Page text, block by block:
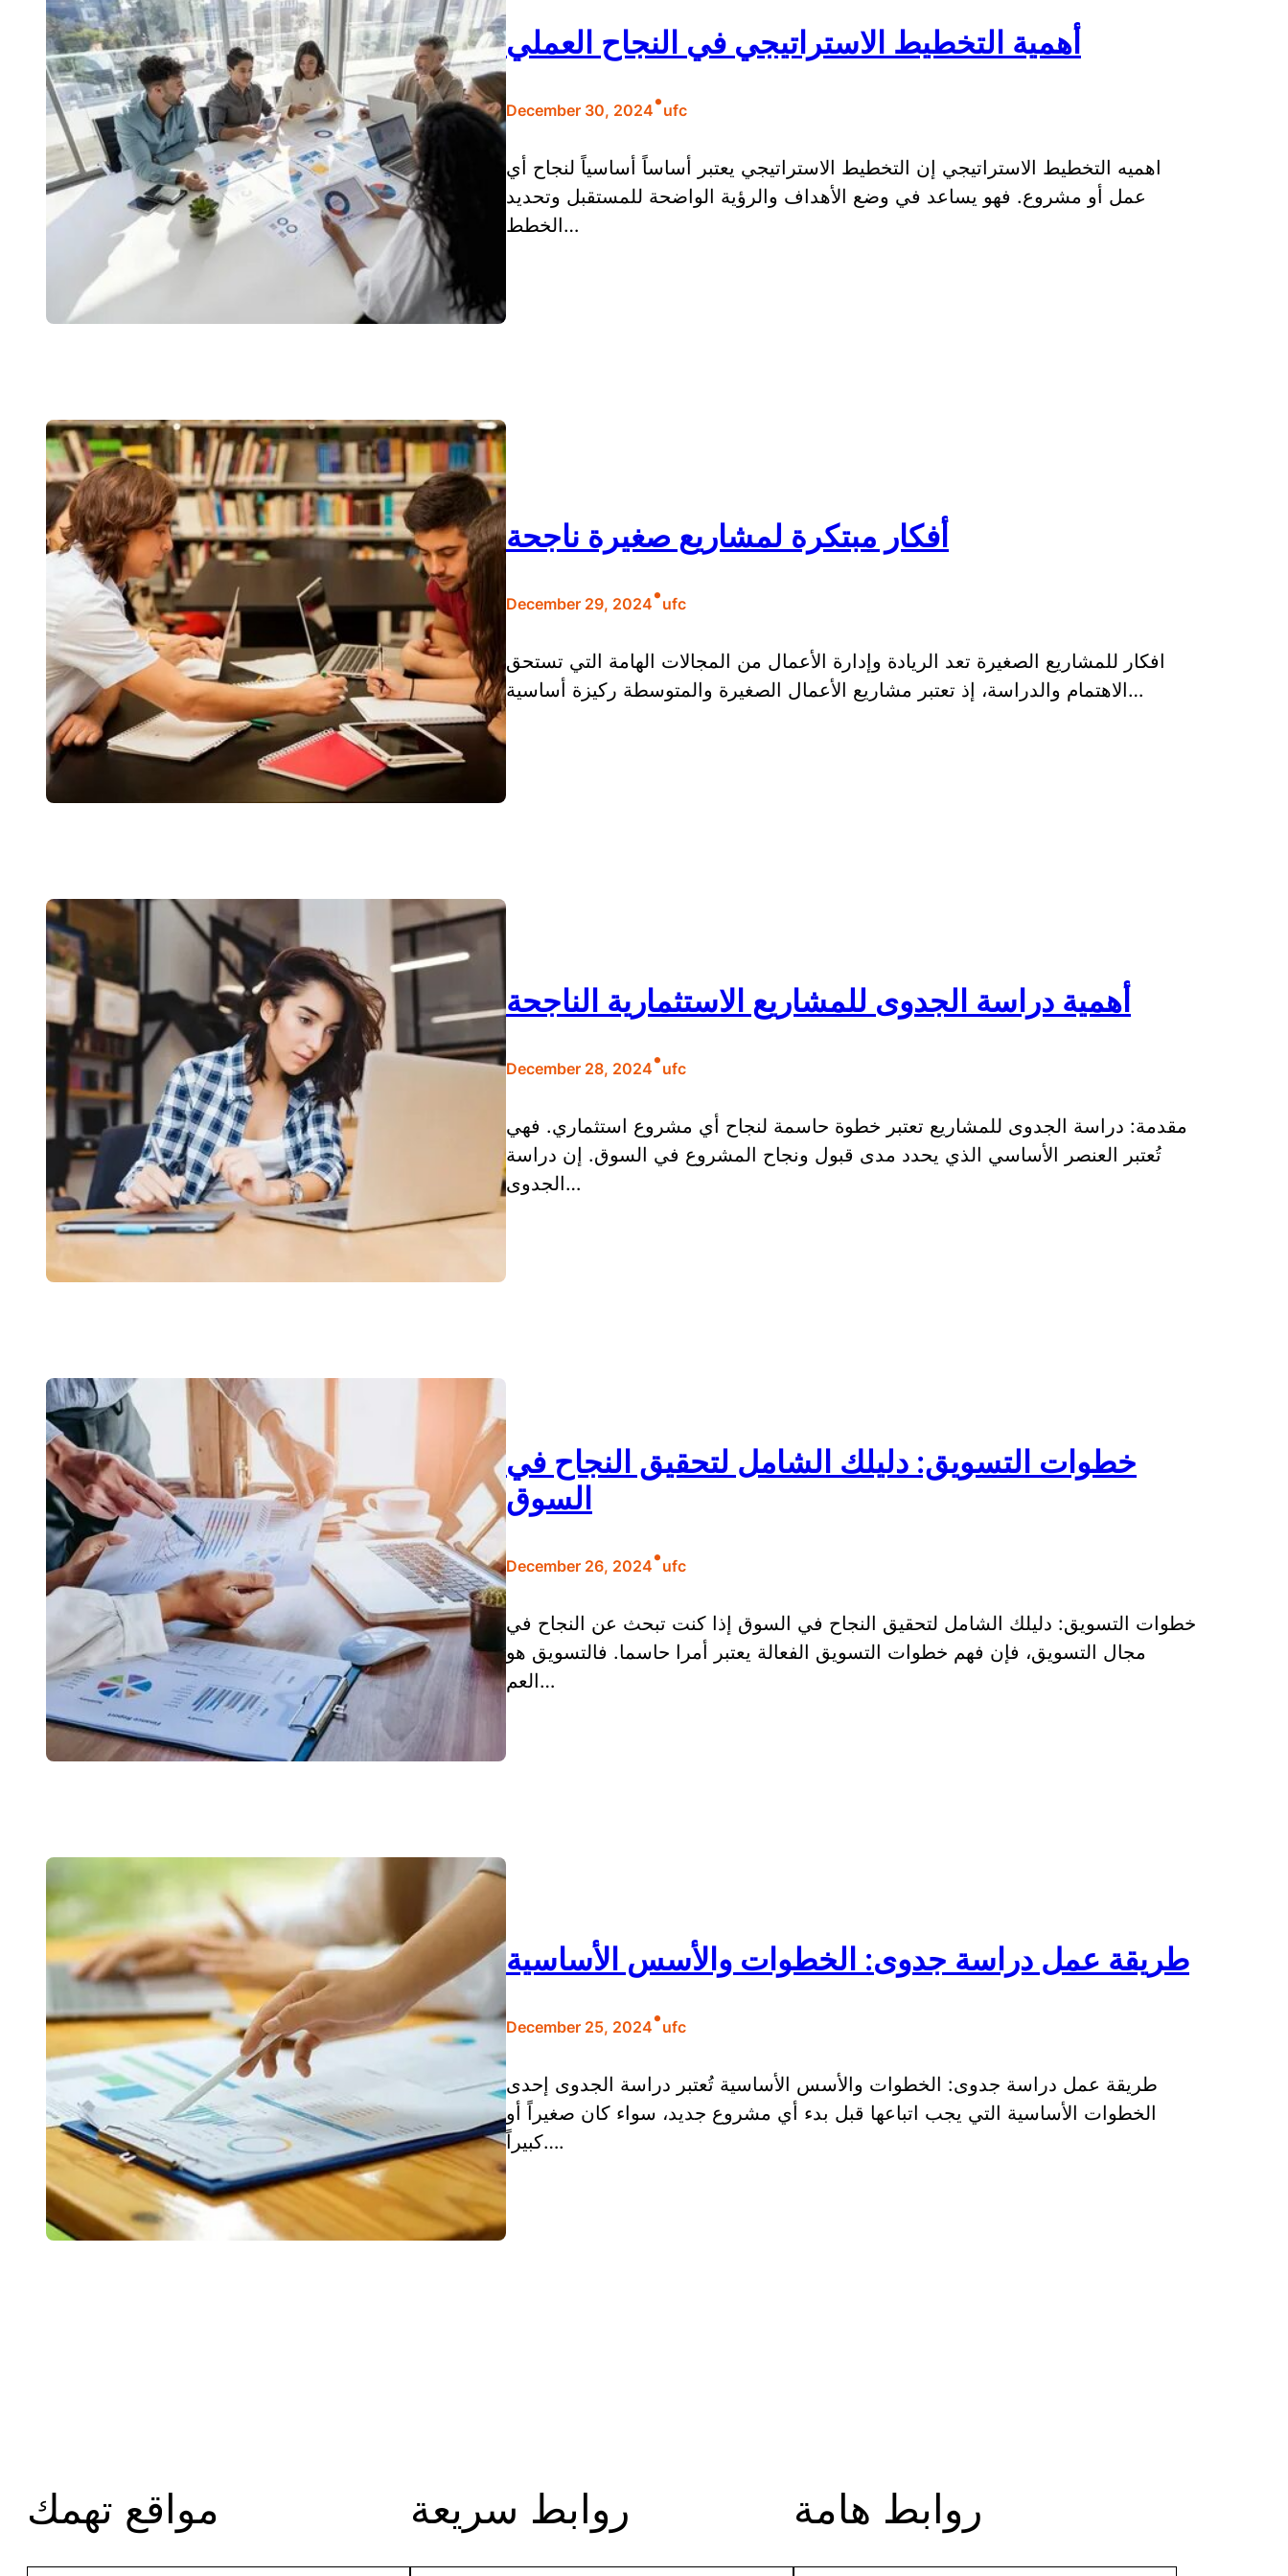
أهمية التخطيط الاستراتيجي في النجاح العملي
December 30, 2024•ufc
اهميه التخطيط الاستراتيجي إن التخطيط الاستراتيجي يعتبر أساساً أساسياً لنجاح أي
عمل أو مشروع. فهو يساعد في وضع الأهداف والرؤية الواضحة للمستقبل وتحديد
الخطط…
أفكار مبتكرة لمشاريع صغيرة ناجحة
December 29, 2024•ufc
افكار للمشاريع الصغيرة تعد الريادة وإدارة الأعمال من المجالات الهامة التي تستحق
الاهتمام والدراسة، إذ تعتبر مشاريع الأعمال الصغيرة والمتوسطة ركيزة أساسية…
أهمية دراسة الجدوى للمشاريع الاستثمارية الناجحة
December 28, 2024•ufc
مقدمة: دراسة الجدوى للمشاريع تعتبر خطوة حاسمة لنجاح أي مشروع استثماري. فهي
تُعتبر العنصر الأساسي الذي يحدد مدى قبول ونجاح المشروع في السوق. إن دراسة
الجدوى…
خطوات التسويق: دليلك الشامل لتحقيق النجاح في
السوق
December 26, 2024•ufc
خطوات التسويق: دليلك الشامل لتحقيق النجاح في السوق إذا كنت تبحث عن النجاح في
مجال التسويق، فإن فهم خطوات التسويق الفعالة يعتبر أمرا حاسما. فالتسويق هو
العم…
طريقة عمل دراسة جدوى: الخطوات والأسس الأساسية
December 25, 2024•ufc
طريقة عمل دراسة جدوى: الخطوات والأسس الأساسية تُعتبر دراسة الجدوى إحدى
الخطوات الأساسية التي يجب اتباعها قبل بدء أي مشروع جديد، سواء كان صغيراً أو
كبيراً….
مواقع تهمك روابط سريعة روابط هامة